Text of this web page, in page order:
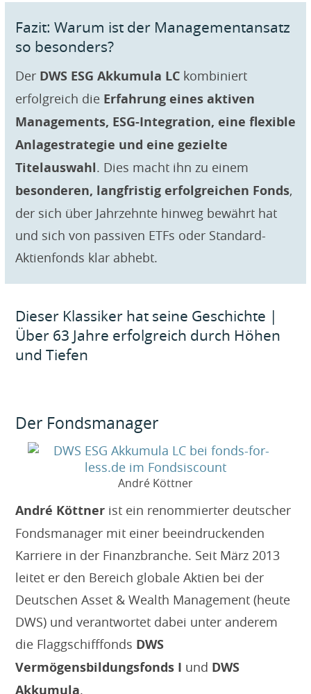
Fazit: Warum ist der Managementansatz
so besonders?
Der DWS ESG Akkumula LCkombiniert
erfolgreich die Erfahrung eines aktiven
Managements, ESG-Integration, eine flexible
Anlagestrategie und eine gezielte
Titelauswahl. Dies macht ihn zu einem
besonderen, langfristig erfolgreichen Fonds,
der sich über Jahrzehnte hinweg bewährt hat
und sich von passiven ETFs oder Standard-
Aktienfonds klar abhebt.
Dieser Klassiker hat seine Geschichte |
Über 63 Jahre erfolgreich durch Höhen
und Tiefen
Der Fondsmanager
André Köttner
André Köttnerist ein renommierter deutscher
Fondsmanager mit einer beeindruckenden
Karriere in der Finanzbranche. Seit März 2013
leitet er den Bereich globale Aktien bei der
Deutschen Asset & Wealth Management (heute
DWS) und verantwortet dabei unter anderem
die Flaggschifffonds DWS
Vermögensbildungsfonds I und DWS
Akkumula.